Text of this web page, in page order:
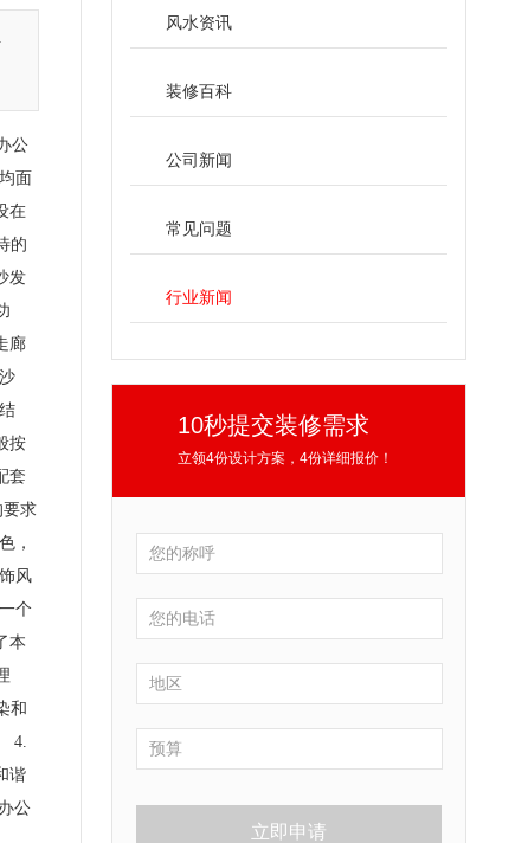
公
面
在
的
发
廊
按
套
要求
，
风
个
本
和
4.
谐
公
风水资讯
装修百科
公司新闻
常见问题
行业新闻
10秒提交装修需求
立领4份设计方案，4份详细报价！
立即申请